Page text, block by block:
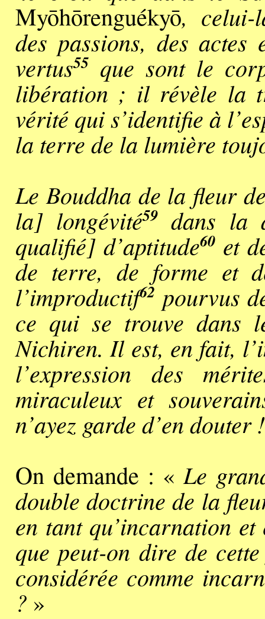
Myōhōrenguékyō, celui-
des passions, des
vertus55 que sont le
libération ; il révèle la
vérité qui s’identifie à
la terre de la lumière
Le Bouddha de la fleur
la] longévité59 dans la
qualifié] d’aptitude60 et
de terre, de forme et
l’improductif62 pourvus
ce qui se trouve dans
Nichiren. Il est, en fait,
l’expression des
miraculeux et
n’ayez garde d’en douter
On demande : «Le
double doctrine de la
en tant qu’incarnation
que peut-on dire de
considérée comme
? »